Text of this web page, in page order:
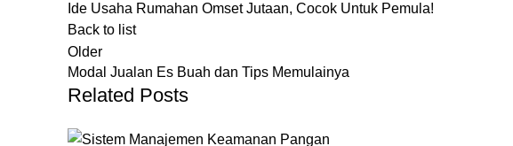
Ide Usaha Rumahan Omset Jutaan, Cocok Untuk Pemula!
Back to list
Older
Modal Jualan Es Buah dan Tips Memulainya
Related Posts